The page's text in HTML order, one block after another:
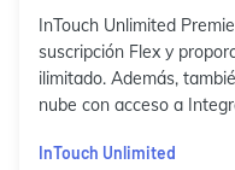
InTouch Unlimited
suscripción Flex y
ilimitado. Además,
nube con acceso a
InTouch Unlimited